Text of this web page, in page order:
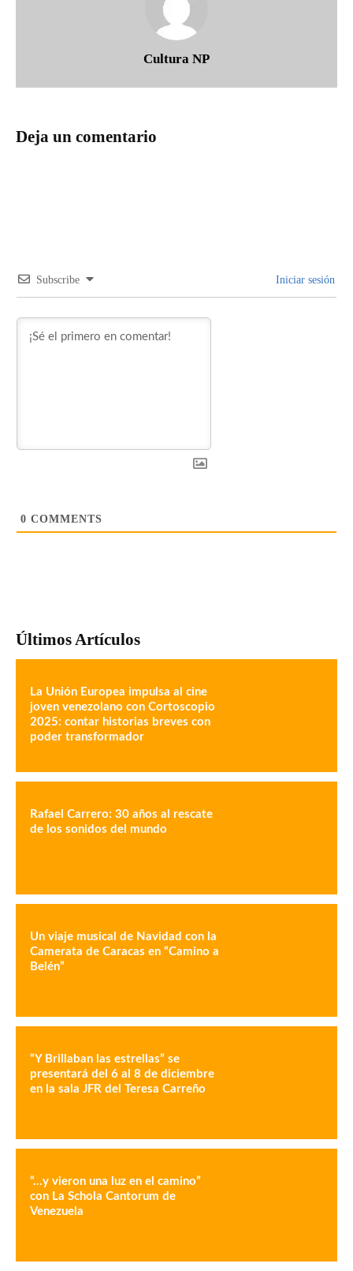
Cultura NP
Deja un comentario
Subscribe Iniciar sesión
0 COMMENTS
Últimos Artículos
La Unión Europea impulsa al cine
joven venezolano con Cortoscopio
2025: contar historias breves con
poder transformador
Rafael Carrero: 30 años al rescate
de los sonidos del mundo
Un viaje musical de Navidad con la
Camerata de Caracas en “Camino a
Belén”
“Y Brillaban las estrellas” se
presentará del 6 al 8 de diciembre
en la sala JFR del Teresa Carreño
“…y vieron una luz en el camino”
con La Schola Cantorum de
Venezuela